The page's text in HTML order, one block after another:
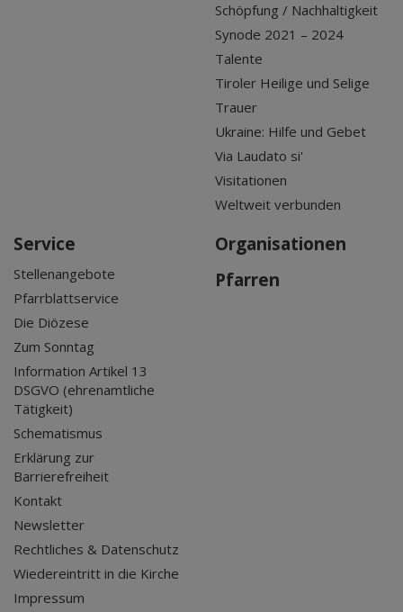
Schöpfung / Nachhaltigkeit
Synode 2021 – 2024
Talente
Tiroler Heilige und Selige
Trauer
Ukraine: Hilfe und Gebet
Via Laudato si'
Visitationen
Weltweit verbunden
Service
Stellenangebote
Pfarrblattservice
Die Diözese
Zum Sonntag
Information Artikel 13
DSGVO (ehrenamtliche
Tätigkeit)
Schematismus
Erklärung zur
Barrierefreiheit
Kontakt
Newsletter
Rechtliches & Datenschutz
Wiedereintritt in die Kirche
Impressum
Organisationen
Pfarren